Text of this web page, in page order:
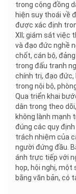
trong cộng đồng
hiện suy thoái về
được xác định
XII; giám sát việc
và đạo đức nghề
chốt, cán bộ,
trong đấu tranh
chính trị, đạo đức,
trong nội bộ,
Qua triển khai
dân trong theo
không lành mạnh
đúng các quy
trách nhiệm của
người đứng đầu.
ánh trực tiếp với
họp, hội nghị,
bằng văn bản, có